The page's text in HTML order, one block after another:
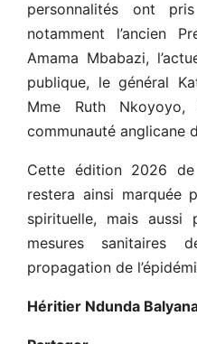
personnalités ont
notamment l’ancien
Amama Mbabazi,
publique, le général
Mme Ruth
communauté anglicane
Cette édition 2026
restera ainsi marquée
spirituelle, mais
mesures sanitaires
propagation de
Héritier Ndunda